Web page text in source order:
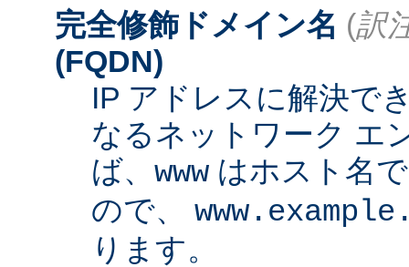
完全修飾ドメイン名 (訳
(FQDN)
IP アドレスに解決で
なるネットワーク エ
ば、 www はホスト名
ので、
ります。